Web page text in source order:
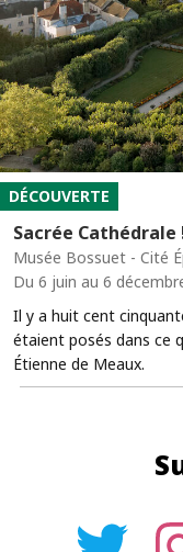
DÉCOUVERTE
Sacrée
Musée Bossuet - Cité
Du 6 juin au 6
Il y a huit cent
étaient posés dans ce
Étienne de Meaux.